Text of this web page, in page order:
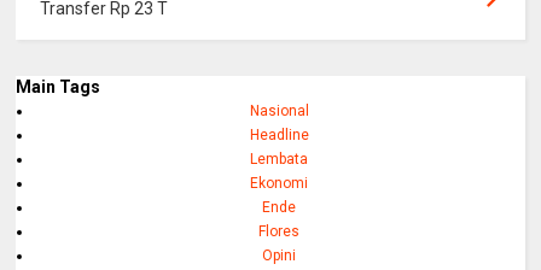
Transfer Rp 23 T
Main Tags
Nasional
Headline
Lembata
Ekonomi
Ende
Flores
Opini